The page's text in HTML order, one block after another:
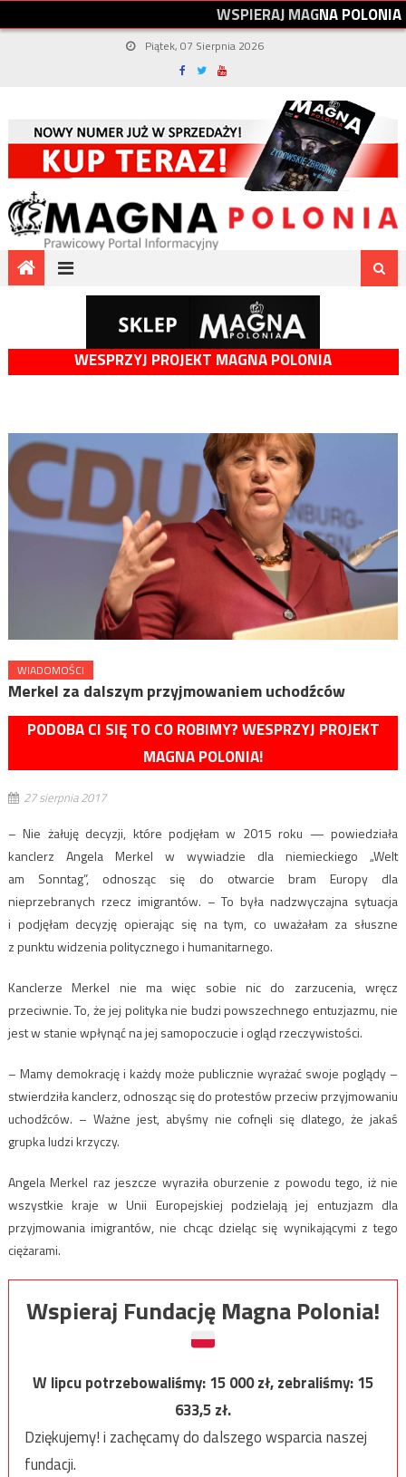
WSPIERAJMAGNAPOLONIA
Piątek, 07 Sierpnia 2026
WESPRZYJ PROJEKT MAGNA POLONIA
WIADOMOŚCI
Merkel za dalszym przyjmowaniem uchodźców
PODOBA CI SIĘ TO CO ROBIMY? WESPRZYJ PROJEKT
MAGNA POLONIA!
27 sierpnia 2017
– Nie żałuję decyzji, które podjęłam w 2015 roku — powiedziała
kanclerz Angela Merkel w wywiadzie dla niemieckiego „Welt
am Sonntag”, odnosząc się do otwarcie bram Europy dla
nieprzebranych rzecz imigrantów. – To była nadzwyczajna sytuacja
i podjęłam decyzję opierając się na tym, co uważałam za słuszne
z punktu widzenia politycznego i humanitarnego.
Kanclerze Merkel nie ma więc sobie nic do zarzucenia, wręcz
przeciwnie. To, że jej polityka nie budzi powszechnego entuzjazmu, nie
jest w stanie wpłynąć na jej samopoczucie i ogląd rzeczywistości.
– Mamy demokrację i każdy może publicznie wyrażać swoje poglądy –
stwierdziła kanclerz, odnosząc się do protestów przeciw przyjmowaniu
uchodźców. – Ważne jest, abyśmy nie cofnęli się dlatego, że jakaś
grupka ludzi krzyczy.
Angela Merkel raz jeszcze wyraziła oburzenie z powodu tego, iż nie
wszystkie kraje w Unii Europejskiej podzielają jej entuzjazm dla
przyjmowania imigrantów, nie chcąc dzieląc się wynikającymi z tego
ciężarami.
Wspieraj Fundację Magna Polonia!
W lipcu potrzebowaliśmy:15 000zł, zebraliśmy:15
633,5zł.
Dziękujemy! i zachęcamy do dalszego wsparcia naszej
fundacji.